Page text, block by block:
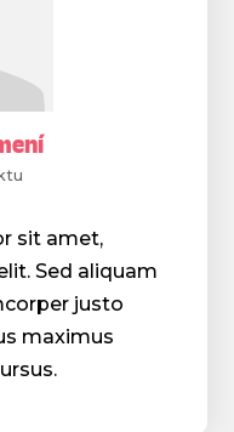
sit amet,
Sed aliquam
justo
maximus